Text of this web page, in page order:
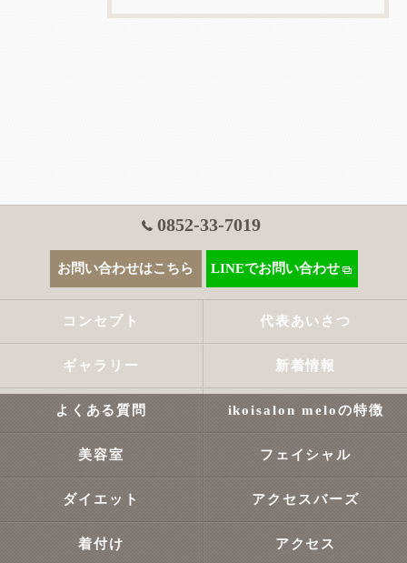
0852-33-7019
お問い合わせはこちら LINEでお問い合わせ
コンセプト 代表あいさつ
ギャラリー 新着情報
よくある質問 ikoisalon meloの特徴
美容室 フェイシャル
ダイエット アクセスバーズ
着付け アクセス